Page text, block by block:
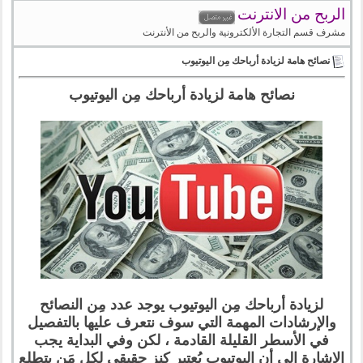
الربح من الانترنت
مشرف قسم التجارة الألكترونية والربح من الأنترنت
نصائح هامة لزيادة أرباحك مِن اليوتيوب
نصائح هامة لزيادة أرباحك مِن اليوتيوب
لزيادة أرباحك مِن اليوتيوب يوجد عدد مِن النصائح
والإرشادات المهمة التي سوف نتعرف عليها بالتفصيل
في الأسطر القليلة القادمة ، لكن وفي البداية يجب
الإشارة إلى أن اليوتيوب يُعتبر كنز حقيقي لكل مَن يتطلع